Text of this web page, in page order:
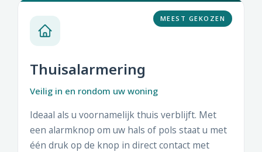
MEEST GEKOZEN
Thuisalarmering
Veilig in en rondom uw woning
Ideaal als u voornamelijk thuis verblijft. Met
een alarmknop om uw hals of pols staat u met
één druk op de knop in direct contact met